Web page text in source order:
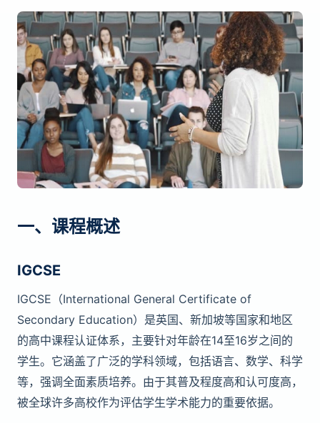
一、课程概述
IGCSE
IGCSE（International General Certificate of
Secondary Education）是英国、新加坡等国家和地区
的高中课程认证体系，主要针对年龄在14至16岁之间的
学生。它涵盖了广泛的学科领域，包括语言、数学、科学
等，强调全面素质培养。由于其普及程度高和认可度高，
被全球许多高校作为评估学生学术能力的重要依据。